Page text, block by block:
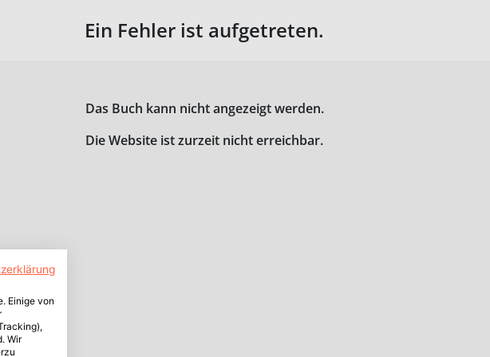
Ein Fehler ist aufgetreten.
Das Buch kann nicht angezeigt werden.
Die Website ist zurzeit nicht erreichbar.
Einige von
Wir